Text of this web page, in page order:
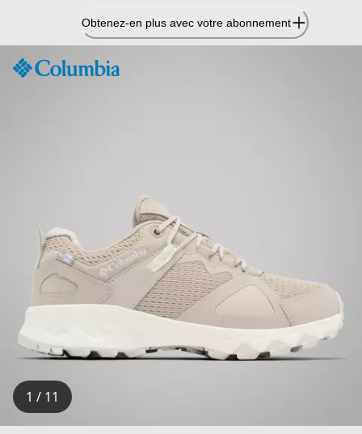
contenu
Obtenez-en plus avec votre abonnement
1 / 11